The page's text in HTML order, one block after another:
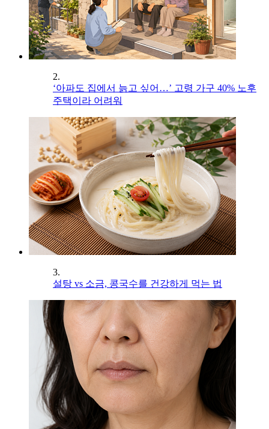
2.
‘아파도 집에서 늙고 싶어…’ 고령 가구 40% 노후
주택이라 어려워
3.
설탕 vs 소금, 콩국수를 건강하게 먹는 법